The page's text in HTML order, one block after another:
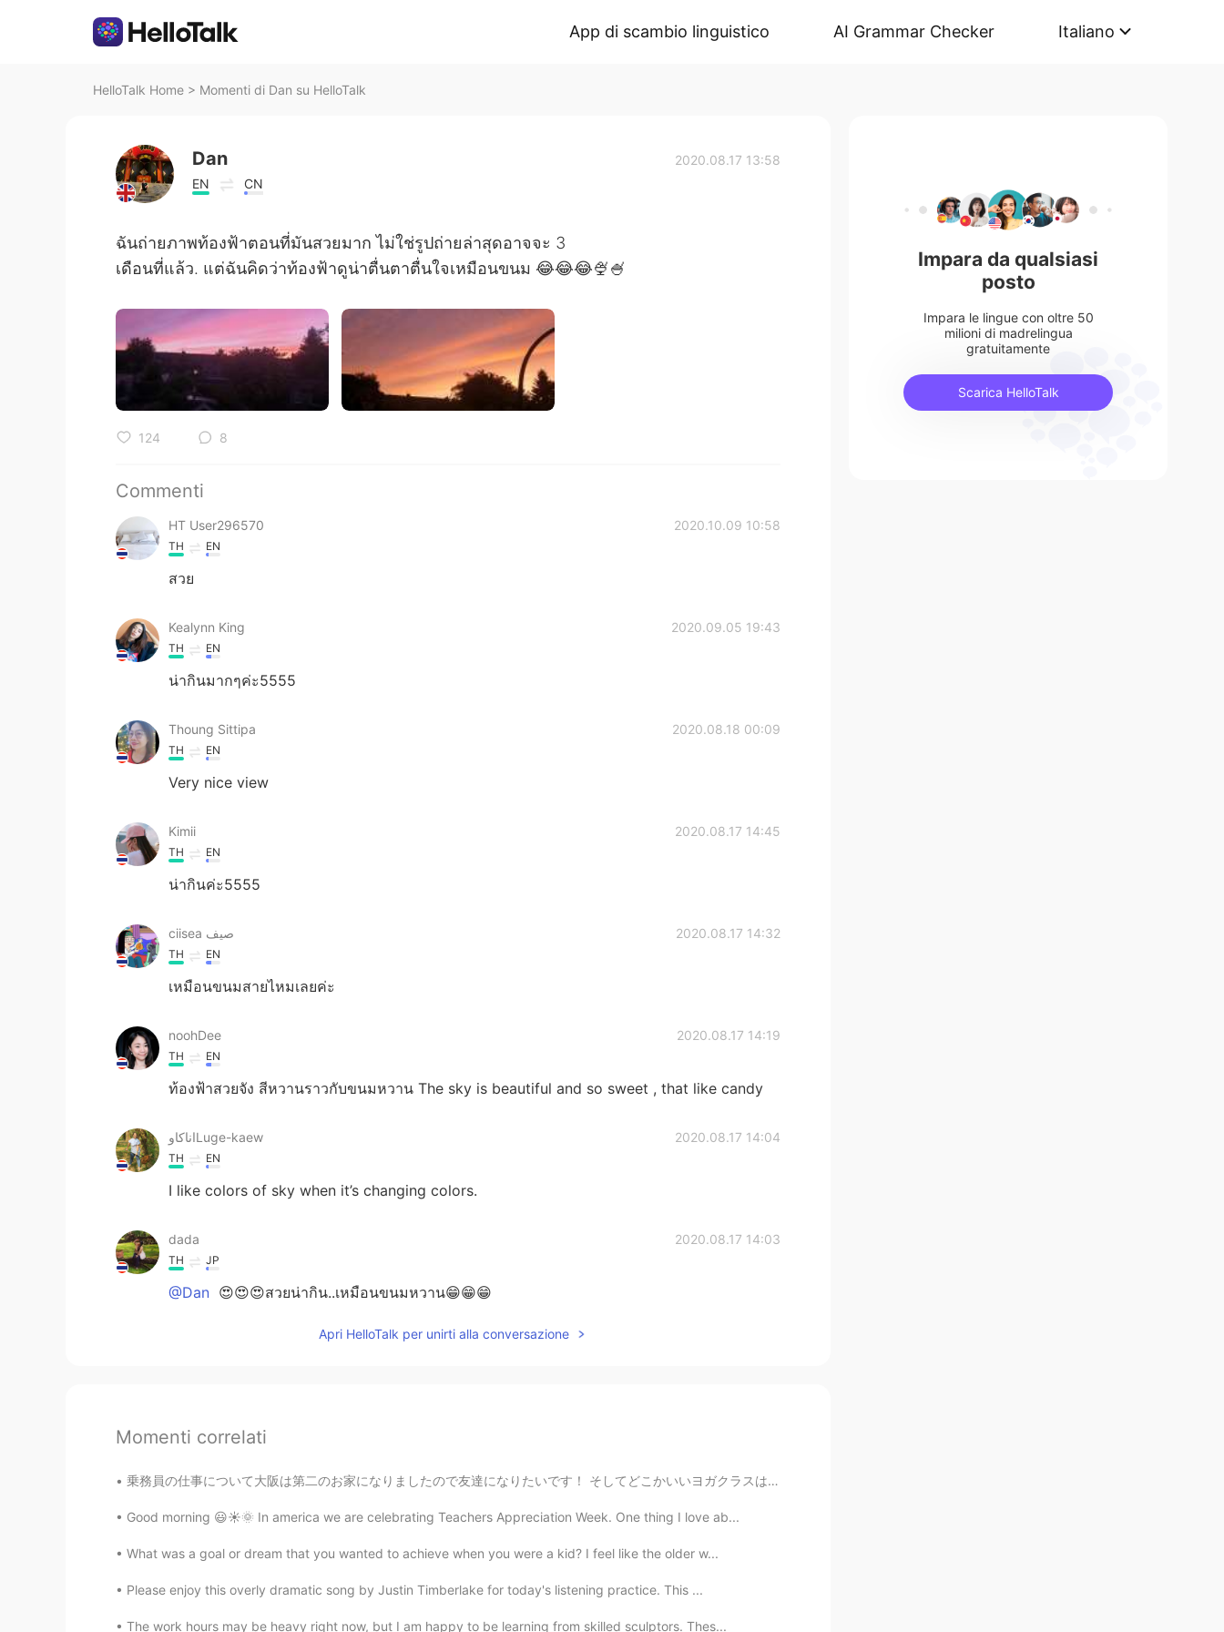
App di scambio linguistico AI Grammar Checker Italiano
HelloTalk Home > Momenti di Dan su HelloTalk
Dan
EN CN
2020.08.17 13:58
ฉันถ่ายภาพท้องฟ้าตอนที่มันสวยมาก ไม่ใช่รูปถ่ายล่าสุดอาจจะ 3
เดือนที่แล้ว. แต่ฉันคิดว่าท้องฟ้าดูน่าตื่นตาตื่นใจเหมือนขนม 😂😂😂🍨🍧
124 8
Commenti
HT User296570 2020.10.09 10:58
TH EN
สวย
Kealynn King 2020.09.05 19:43
TH EN
น่ากินมากๆค่ะ5555
Thoung Sittipa 2020.08.18 00:09
TH EN
Very nice view
Kimii 2020.08.17 14:45
TH EN
น่ากินค่ะ5555
ciisea صيف 2020.08.17 14:32
TH EN
เหมือนขนมสายไหมเลยค่ะ
noohDee 2020.08.17 14:19
TH EN
ท้องฟ้าสวยจัง สีหวานราวกับขนมหวาน The sky is beautiful and so sweet , that like candy
اناكاوLuge-kaew 2020.08.17 14:04
TH EN
I like colors of sky when it’s changing colors.
dada 2020.08.17 14:03
TH JP
@Dan 😍😍😍สวยน่ากิน..เหมือนขนมหวาน😁😁😁
Apri HelloTalk per unirti alla conversazione
Momenti correlati
乗務員の仕事について大阪は第二のお家になりましたので友達になりたいです！ そしてどこかいいヨガクラスはありますか？最近私の姿勢が悪くて体の筋肉はよく硬いです！治したいです！ Regarding...
Good morning 😃☀️🌞 In america we are celebrating Teachers Appreciation Week. One thing I love ab...
What was a goal or dream that you wanted to achieve when you were a kid? I feel like the older w...
Please enjoy this overly dramatic song by Justin Timberlake for today's listening practice. This ...
The work hours may be heavy right now, but I am happy to be learning from skilled sculptors. Thes...
Impara da qualsiasi
posto
Impara le lingue con oltre 50
milioni di madrelingua
gratuitamente
Scarica HelloTalk